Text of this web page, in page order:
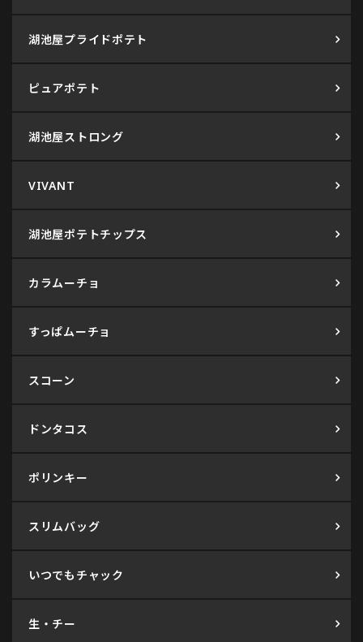
湖池屋プライドポテト
ピュアポテト
湖池屋ストロング
VIVANT
湖池屋ポテトチップス
カラムーチョ
すっぱムーチョ
スコーン
ドンタコス
ポリンキー
スリムバッグ
いつでもチャック
生・チー